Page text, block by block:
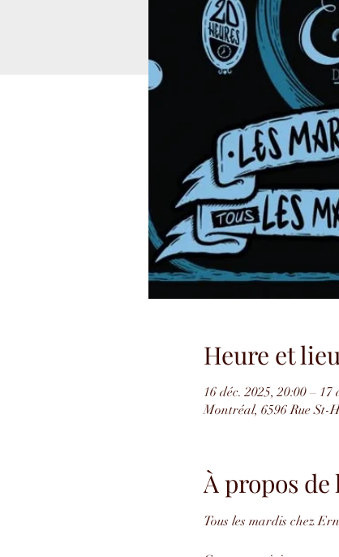
Heure et
16 déc. 2025, 20:00 – 17
Montréal, 6596 Rue St-
À propos
Tous les mardis chez